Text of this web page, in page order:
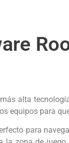
alta
equipos para
para